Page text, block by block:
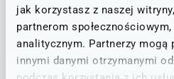
jak korzystasz z naszej
partnerom
analitycznym. Partnerzy mogą
innymi danymi otrzymanymi